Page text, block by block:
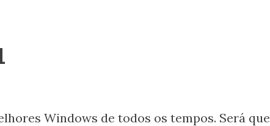
Windows de todos os tempos. Será que